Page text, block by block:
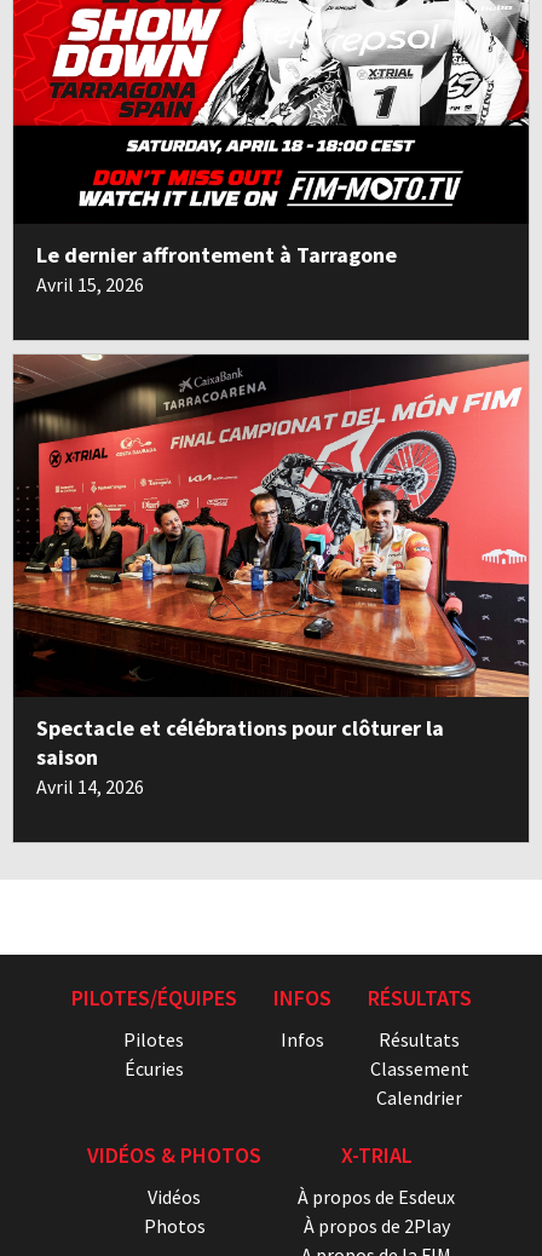
Le dernier affrontement à Tarragone
Avril 15, 2026
Spectacle et célébrations pour clôturer la
saison
Avril 14, 2026
PILOTES/ÉQUIPES
Pilotes
Écuries
INFOS
Infos
RÉSULTATS
Résultats
Classement
Calendrier
VIDÉOS & PHOTOS
Vidéos
Photos
X-TRIAL
À propos de Esdeux
À propos de 2Play